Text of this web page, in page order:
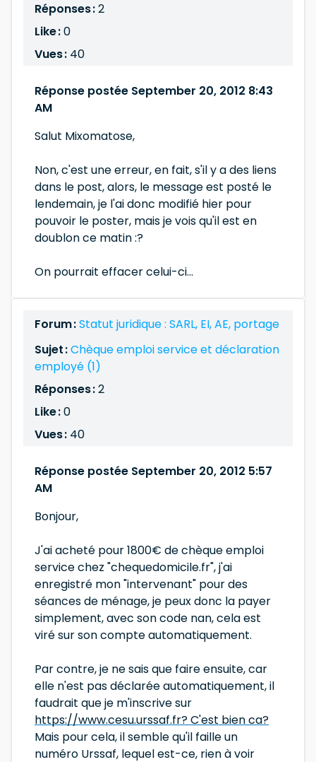
Réponses :2
Like :0
Vues : 40
Réponse postée September 20, 2012 8:43
AM
Salut Mixomatose,
Non, c'est une erreur, en fait, s'il y a des liens
dans le post, alors, le message est posté le
lendemain, je l'ai donc modifié hier pour
pouvoir le poster, mais je vois qu'il est en
doublon ce matin :?
On pourrait effacer celui-ci...
Forum :Statut juridique : SARL, EI, AE, portage
Sujet :Chèque emploi service et déclaration
employé (1)
Réponses :2
Like :0
Vues : 40
Réponse postée September 20, 2012 5:57
AM
Bonjour,
J'ai acheté pour 1800€ de chèque emploi
service chez "chequedomicile.fr", j'ai
enregistré mon "intervenant" pour des
séances de ménage, je peux donc la payer
simplement, avec son code nan, cela est
viré sur son compte automatiquement.
Par contre, je ne sais que faire ensuite, car
elle n'est pas déclarée automatiquement, il
faudrait que je m'inscrive sur
https://www.cesu.urssaf.fr? C'est bien ca?
Mais pour cela, il semble qu'il faille un
numéro Urssaf, lequel est-ce, rien à voir